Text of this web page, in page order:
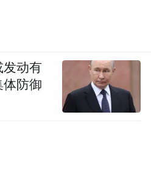
发动有
体防御